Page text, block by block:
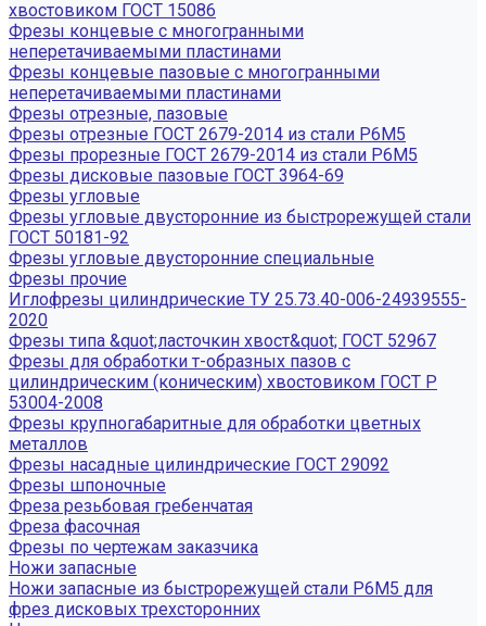
хвостовиком ГОСТ 15086
Фрезы концевые с многогранными
неперетачиваемыми пластинами
Фрезы концевые пазовые с многогранными
неперетачиваемыми пластинами
Фрезы отрезные, пазовые
Фрезы отрезные ГОСТ 2679-2014 из стали Р6М5
Фрезы прорезные ГОСТ 2679-2014 из стали Р6М5
Фрезы дисковые пазовые ГОСТ 3964-69
Фрезы угловые
Фрезы угловые двусторонние из быстрорежущей стали
ГОСТ 50181-92
Фрезы угловые двусторонние специальные
Фрезы прочие
Иглофрезы цилиндрические ТУ 25.73.40-006-24939555-
2020
Фрезы типа &quot;ласточкин хвост&quot; ГОСТ 52967
Фрезы для обработки т-образных пазов с
цилиндрическим (коническим) хвостовиком ГОСТ Р
53004-2008
Фрезы крупногабаритные для обработки цветных
металлов
Фрезы насадные цилиндрические ГОСТ 29092
Фрезы шпоночные
Фреза резьбовая гребенчатая
Фреза фасочная
Фрезы по чертежам заказчика
Ножи запасные
Ножи запасные из быстрорежущей стали Р6М5 для
фрез дисковых трехсторонних